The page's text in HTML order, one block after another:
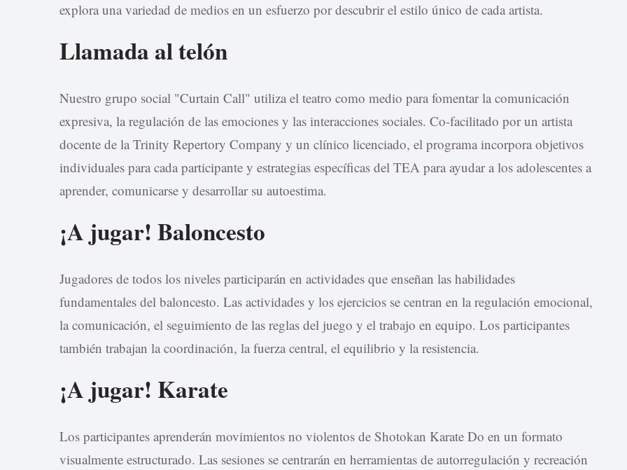
explora una variedad de medios en un esfuerzo por descubrir el estilo único de cada artista.
Llamada al telón
Nuestro grupo social "Curtain Call" utiliza el teatro como medio para fomentar la comunicación
expresiva, la regulación de las emociones y las interacciones sociales. Co-facilitado por un artista
docente de la Trinity Repertory Company y un clínico licenciado, el programa incorpora objetivos
individuales para cada participante y estrategias específicas del TEA para ayudar a los adolescentes a
aprender, comunicarse y desarrollar su autoestima.
¡A jugar! Baloncesto
Jugadores de todos los niveles participarán en actividades que enseñan las habilidades
fundamentales del baloncesto. Las actividades y los ejercicios se centran en la regulación emocional,
la comunicación, el seguimiento de las reglas del juego y el trabajo en equipo. Los participantes
también trabajan la coordinación, la fuerza central, el equilibrio y la resistencia.
¡A jugar! Karate
Los participantes aprenderán movimientos no violentos de Shotokan Karate Do en un formato
visualmente estructurado. Las sesiones se centrarán en herramientas de autorregulación y recreación